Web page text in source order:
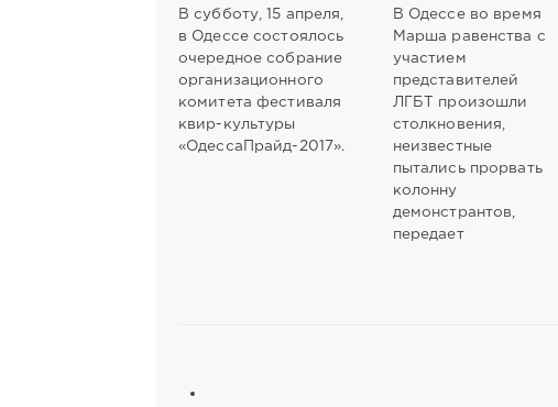
В субботу, 15 апреля,
в Одессе состоялось
очередное собрание
организационного
комитета фестиваля
квир-культуры
«ОдессаПрайд-2017».
В Одессе во время
Марша равенства с
участием
представителей
ЛГБТ произошли
столкновения,
неизвестные
пытались прорвать
колонну
демонстрантов,
передает